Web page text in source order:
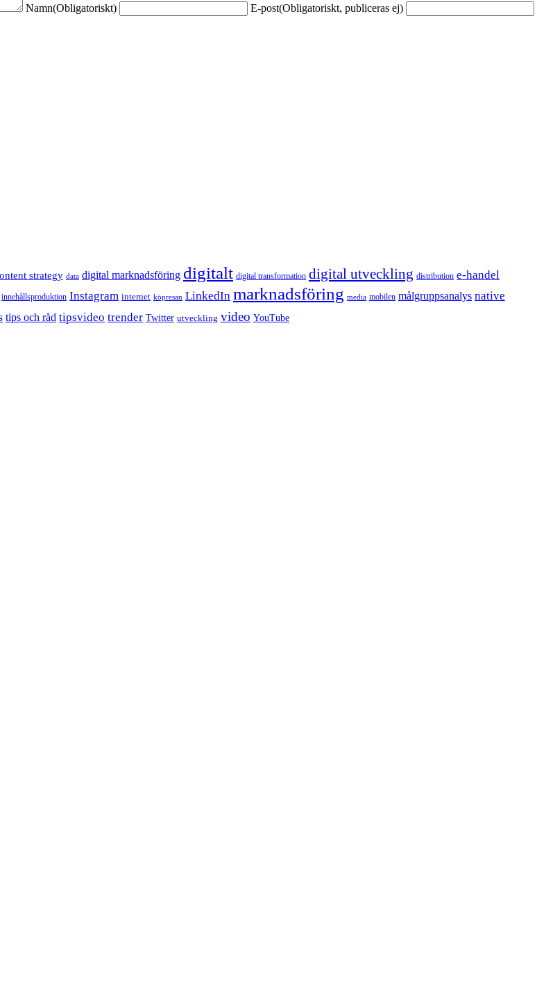
Namn(Obligatoriskt) E-post(Obligatoriskt, publiceras ej)
strategy data digital marknadsföring digitalt digital transformation digital utveckling distribution e-handel
innehållsproduktion Instagram internet köpresan LinkedIn marknadsföring media mobilen målgruppsanalys native
tips och råd tipsvideo trender Twitter utveckling video YouTube